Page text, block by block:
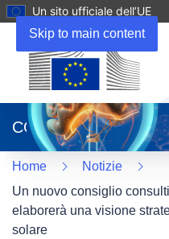
Skip to main content
Un sito ufficiale dell’UE
apre
in
una
nuova
finestra)
CORDIS
Home
Notizie
Un nuovo consiglio
elaborerà una visione
solare